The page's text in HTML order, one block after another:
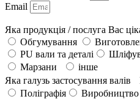
Email
Яка продукція / послуга Вас
Обгумування
PU вали та деталі
Марзани
інше
Яка галузь застосування валів
Поліграфія
Виробництво